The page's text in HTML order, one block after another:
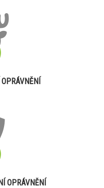
OPRÁVNĚNÍ